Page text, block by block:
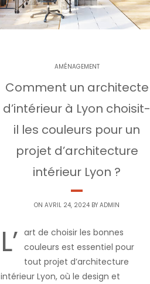
AMÉNAGEMENT
Comment un architecte
d’intérieur à Lyon choisit-
il les couleurs pour un
projet d’architecture
intérieur Lyon ?
ON AVRIL 24, 2024 BY ADMIN
L’ art de choisir les bonnes
couleurs est essentiel pour
tout projet d’architecture
intérieur Lyon, où le design et